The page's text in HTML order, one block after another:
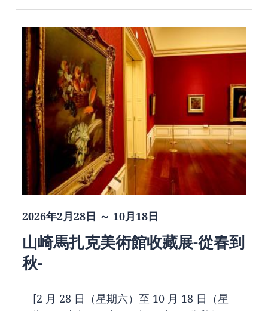
2026年2月28日 ～ 10月18日
山崎馬扎克美術館收藏展-從春到
秋-
[2 月 28 日（星期六）至 10 月 18 日（星